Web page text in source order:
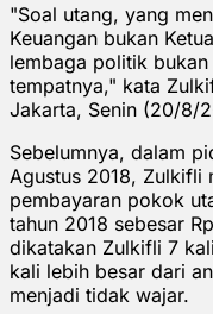
"Soal utang, yang
Keuangan bukan
lembaga politik
tempatnya," kata
Jakarta, Senin (20/8/
Sebelumnya, dalam
Agustus 2018, Zulkifli
pembayaran pokok
tahun 2018 sebesar
dikatakan Zulkifli 7
kali lebih besar dari
menjadi tidak wajar.